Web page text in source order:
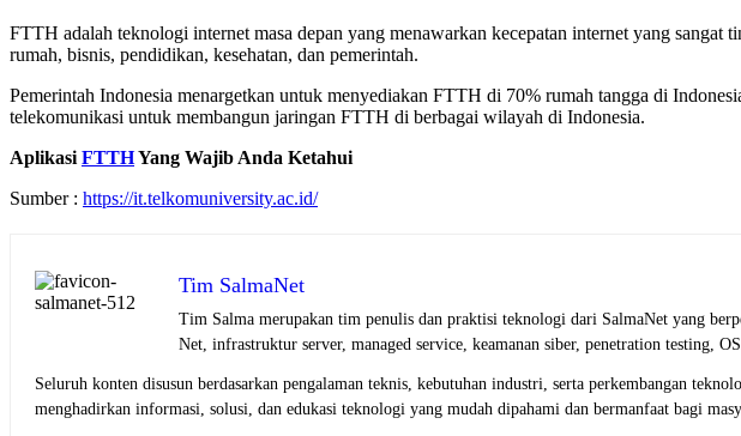
FTTH adalah teknologi internet masa depan yang menawarkan kecepatan internet yang
rumah, bisnis, pendidikan, kesehatan, dan pemerintah.
Pemerintah Indonesia menargetkan untuk menyediakan FTTH di 70% rumah tangga di
telekomunikasi untuk membangun jaringan FTTH di berbagai wilayah di Indonesia.
Aplikasi FTTHYang Wajib Anda Ketahui
Sumber : https://it.telkomuniversity.ac.id/
Tim SalmaNet
Tim Salma merupakan tim penulis dan praktisi teknologi dari SalmaNet yang
Net, infrastruktur server, managed service, keamanan siber, penetration testing,
Seluruh konten disusun berdasarkan pengalaman teknis, kebutuhan industri, serta perkembangan
menghadirkan informasi, solusi, dan edukasi teknologi yang mudah dipahami dan bermanfaat bagi